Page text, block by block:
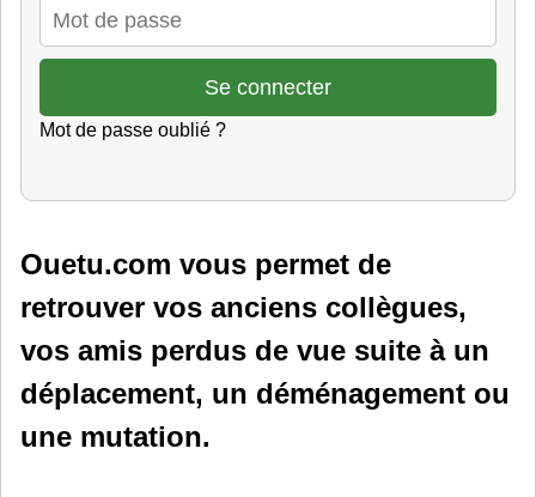
Mot de passe oublié ?
Ouetu.com vous permet de
retrouver vos anciens collègues,
vos amis perdus de vue suite à un
déplacement, un déménagement ou
une mutation.